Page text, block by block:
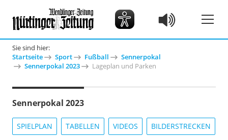
Sie sind hier:
Startseite
Sport Fußball
Sennerpokal
Sennerpokal 2023
Lageplan und Parken
Sennerpokal 2023
SPIELPLAN TABELLEN VIDEOS BILDERSTRECKEN